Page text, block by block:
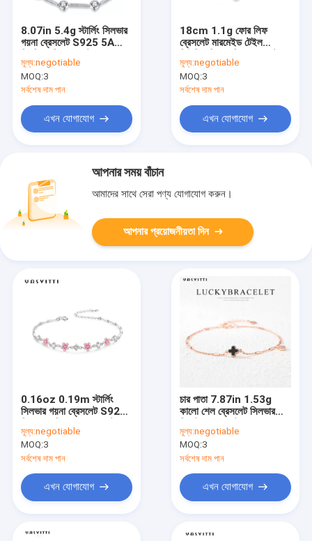
8.07in 5.4g স্টার্লিং সিলভার
গয়না ব্রেসলেট S925 5A
মূল্য:negotiable
MOQ:3
সর্বশেষ দাম পান
এখন যোগাযোগ
18cm 1.1g ফোর লিফ
ব্রেসলেট মারমেইড টেইল
এসজিএস
মূল্য:negotiable
MOQ:3
সর্বশেষ দাম পান
এখন যোগাযোগ
আপনার সময় বাঁচান
আমাদের সাথে সেরা পণ্য যোগাযোগ করুন।
আপনার প্রয়োজনীয়তা দিন
0.16oz 0.19m স্টার্লিং
সিলভার গয়না ব্রেসলেট S925
মূল্য:negotiable
MOQ:3
সর্বশেষ দাম পান
এখন যোগাযোগ
চার পাতা 7.87in 1.53g
কালো শেল ব্রেসলেট সিলভার
মূল্য:negotiable
MOQ:3
সর্বশেষ দাম পান
এখন যোগাযোগ